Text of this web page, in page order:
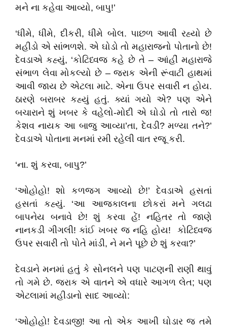
મને ના કહેવા આવ્યો, બાપુ!’
‘ધીમે, ધીમે, દીકરી, ધીમે બોલ. પાછળ આવી રહ્યો છે
મહીડો એ સાંભળશે. એ ઘોડો તો મહારાજનો પોતાનો છે!
દેવડાએ કહ્યું, ‘કોટિધ્વજ કહે છે તે – આંહીં મહારાજે
સંભાળ લેવા મોકલ્યો છે – જરાક એની રૂંવાટી હાથમાં
આવી જાય છે એટલા માટે. એના ઉપર સવારી ન હોય.
ઠારણે બરાબર કહ્યું હતું. ક્યાં ગયો એ? પણ એને
બચારાને શું ખબર કે વહેલો-મોદી એ ઘોડો તો તારો જ!
કેશવ નાયક આ બાજુ આવ્યા’તા, દેવડી? મળ્યા તને?’
દેવડાએ પોતાના મનમાં રમી રહેલી વાત રજૂ કરી.
‘ના. શું કરવા, બાપુ?’
‘ઓહોહો! શો કળજગ આવ્યો છે!’ દેવડાએ હસતાં
હસતાં કહ્યું. ‘આ આજકાલના છોકરાં મને ગલઢા
બાપનેય બનાવે છે! શું કરવા હેં! નહિતર તો જાણે
નાનકડી ગીગલી! કાંઈ ખબર જ નહિ હોય! કોટિધ્વજ
ઉપર સવારી તો પોતે માંડી, ને મને પૂછે છે શું કરવા?’
દેવડાને મનમાં હતું કે સોનલને પણ પાટણની રાણી થાવું
તો ગમે છે. જરાક એ વાતને એ વધારે આગળ લેત; પણ
એટલામાં મહીડાનો સાદ આવ્યો:
‘ઓહોહો! દેવડાજી! આ તો એક આખી ઘોડાર જ તમે